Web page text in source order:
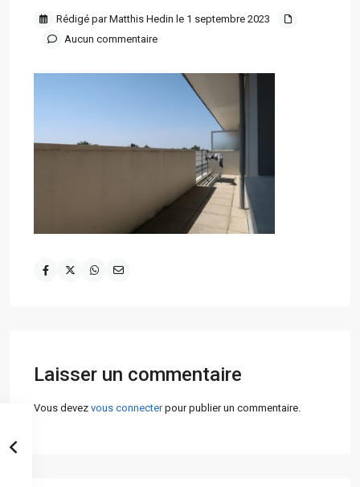
Rédigé par Matthis Hedin le 1 septembre 2023
Aucun commentaire
Laisser un commentaire
Vous devez vous connecterpour publier un commentaire.